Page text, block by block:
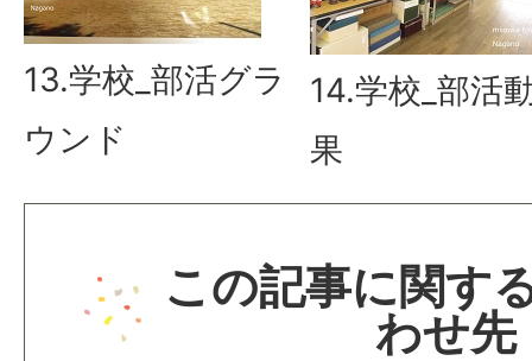
13.学校_部活グラ
ウンド
14.学校_部活
果
この記事に関す
わせ先